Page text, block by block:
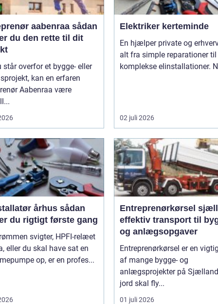
aabenraa sådan
du den rette til dit
står overfor et bygge- eller
kan en erfaren
Aabenraa være
Elektriker kerteminde
En hjælper private og erhverv med
alt fra simple reparationer til
komplekse elinstallationer.
02 juli 2026
århus sådan
du rigtigt første gang
svigter, HPFI-relæet
eller du skal have sat en
op, er en profes...
Entreprenørkørsel
effektiv transport til
og anlægsopgaver
Entreprenørkørsel er en
af mange bygge- og
anlægsprojekter på
jord skal fly...
01 juli 2026